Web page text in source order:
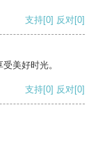
支持[0] 反对[0]
美好时光。
支持[0] 反对[0]